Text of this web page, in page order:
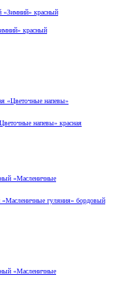
красный
напевы» красная
гуляния» бордовый